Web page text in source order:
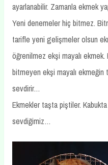
ayarlanabilir. Zamanla ekmek
Yeni denemeler hiç bitmez.
tarifle yeni gelişmeler olsun
öğrenilmez ekşi mayalı
bitmeyen ekşi mayalı
sevdirir…
Ekmekler taşta piştiler. Kabukta
sevdiğimiz…